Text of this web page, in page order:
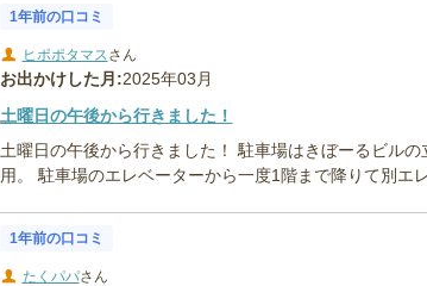
1年前の口コミ
ヒポポタマスさん
お出かけした月:2025年03月
土曜日の午後から行きました！
土曜日の午後から行きました！ 駐車場はきぼーるビルの
用。 駐車場のエレベーターから一度1階まで降りて別エ
1年前の口コミ
たくパパさん